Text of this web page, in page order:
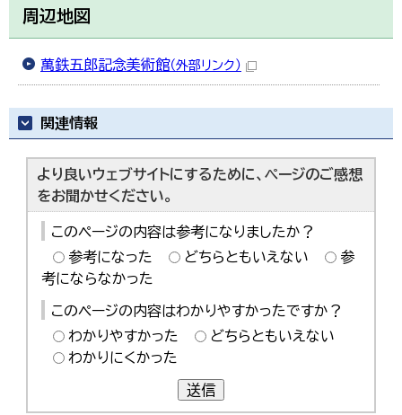
周辺地図
萬鉄五郎記念美術館（外部リンク）
関連情報
より良いウェブサイトにするために、ページのご感想
をお聞かせください。
このページの内容は参考になりましたか？
参考になった
どちらともいえない
参
考にならなかった
このページの内容はわかりやすかったですか？
わかりやすかった
どちらともいえない
わかりにくかった
送信